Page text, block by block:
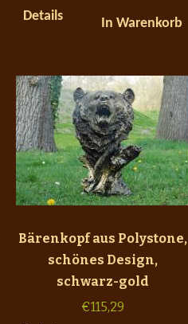
Details
In Warenkorb
Bärenkopf aus Polystone,
schönes Design,
schwarz-gold
€115,29